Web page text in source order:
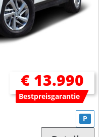
€ 13.990
Bestpreisgarantie
P